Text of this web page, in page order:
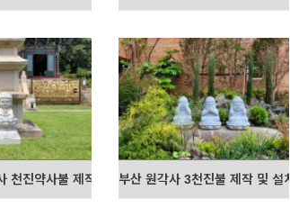
천진약사불 제작 및 설치부산 원각사 3천진불 제작 및 설치